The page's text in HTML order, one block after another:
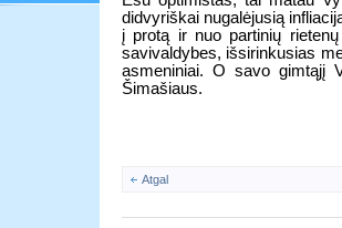
didvyriškai nugalėjusią
į protą ir nuo partinių
savivaldybes, išsirinkusias
asmeniniai. O savo gimtąjį
Šimašiaus.
Atgal